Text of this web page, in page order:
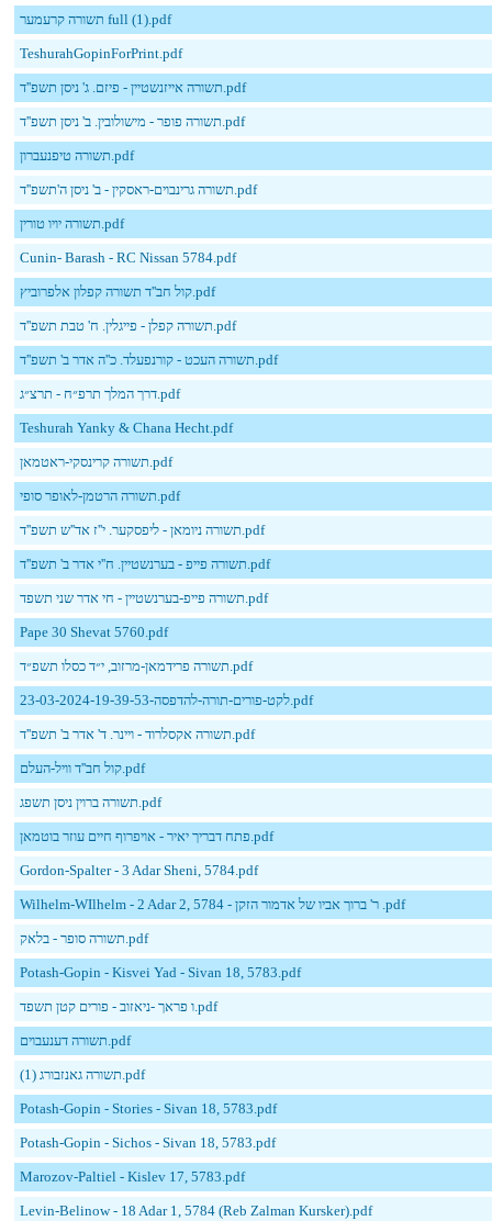
תשורה קרעמער full (1).pdf
TeshurahGopinForPrint.pdf
תשורה אייזנשטיין - פיזם. ג' ניסן תשפ''ד.pdf
תשורה פופר - מישולובין. ב' ניסן תשפ''ד.pdf
תשורה טיפנעברון.pdf
תשורה גרינבוים-ראסקין - ב' ניסן ה'תשפ''ד.pdf
תשורה יויו טורין.pdf
Cunin- Barash - RC Nissan 5784.pdf
קול חב''ד תשורה קפלון אלפרוביץ.pdf
תשורה קפלן - פייגלין. ח' טבת תשפ''ד.pdf
תשורה העכט - קורנפעלד. כ''ה אדר ב' תשפ''ד.pdf
דרך המלך תרפ״ח - תרצ״ג.pdf
Teshurah Yanky & Chana Hecht.pdf
תשורה קרינסקי-ראטמאן.pdf
תשורה הרטמן-לאופר סופי.pdf
תשורה ניומאן - ליפסקער. י''ז אד''ש תשפ''ד.pdf
תשורה פייפ - בערנשטיין. ח''י אדר ב' תשפ''ד.pdf
תשורה פייפ-בערנשטיין - חי אדר שני תשפד.pdf
Pape 30 Shevat 5760.pdf
תשורה פרידמאן-מרזוב, י״ד כסלו תשפ״ד.pdf
23-03-2024-19-39-53-לקט-פורים-תורה-להדפסה.pdf
תשורה אקסלרוד - ויינר. ד' אדר ב' תשפ''ד.pdf
קול חב''ד וויל-העלם.pdf
תשורה ברוין ניסן תשפג.pdf
פתח דבריך יאיר - אויפרוף חיים עוזר בוטמאן.pdf
Gordon-Spalter - 3 Adar Sheni, 5784.pdf
Wilhelm-WIlhelm - 2 Adar 2, 5784 - ר' ברוך אביו של אדמור הזקן .pdf
תשורה סופר - בלאק.pdf
Potash-Gopin - Kisvei Yad - Sivan 18, 5783.pdf
ו פראך -ניאזוב - פורים קטן תשפד.pdf
תשורה דענעבוים.pdf
תשורה גאנזבורג (1).pdf
Potash-Gopin - Stories - Sivan 18, 5783.pdf
Potash-Gopin - Sichos - Sivan 18, 5783.pdf
Marozov-Paltiel - Kislev 17, 5783.pdf
Levin-Belinow - 18 Adar 1, 5784 (Reb Zalman Kursker).pdf